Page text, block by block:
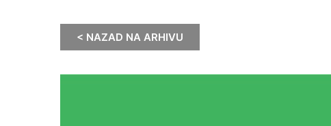
< NAZAD NA ARHIVU